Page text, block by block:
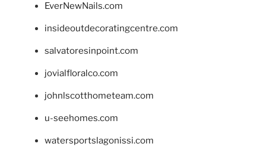
EverNewNails.com
insideoutdecoratingcentre.com
salvatoresinpoint.com
jovialfloralco.com
johnlscotthometeam.com
u-seehomes.com
watersportslagonissi.com